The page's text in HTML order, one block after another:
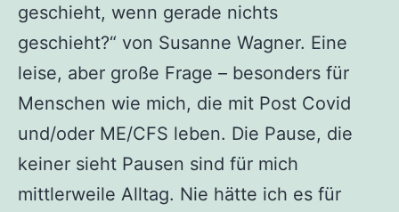
geschieht, wenn gerade nichts
geschieht?“ von Susanne Wagner. Eine
leise, aber große Frage – besonders für
Menschen wie mich, die mit Post Covid
und/oder ME/CFS leben. Die Pause, die
keiner sieht Pausen sind für mich
mittlerweile Alltag. Nie hätte ich es für